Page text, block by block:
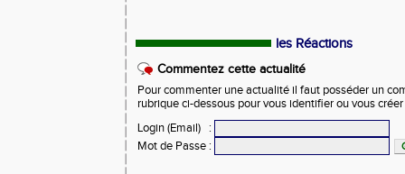
les Réactions
Commentez cette actualité
Pour commenter une actualité il faut posséder un
rubrique ci-dessous pour vous identifier ou vous
Login (Email)
:
Mot de Passe :